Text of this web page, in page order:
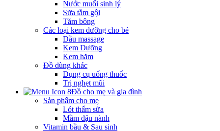
Nước muối sinh lý
Sữa tắm gội
Tăm bông
Các loại kem dưỡng cho bé
Dầu massage
Kem Dưỡng
Kem hăm
Đồ dùng khác
Dụng cụ uống thuốc
Trị nghẹt mũi
Đồ cho mẹ và gia đình
Sản phẩm cho mẹ
Lót thấm sữa
Mầm đậu nành
Vitamin bầu & Sau sinh